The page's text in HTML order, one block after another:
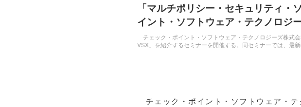
「マルチポリシー・セキュリティ
イント・ソフトウェア・テクノロジー
チェック・ポイント・ソフトウェア・テクノロジーズ株式
VSX」を紹介するセミナーを開催する。同セミナーでは、最
チェック・ポイント・ソフトウェア・